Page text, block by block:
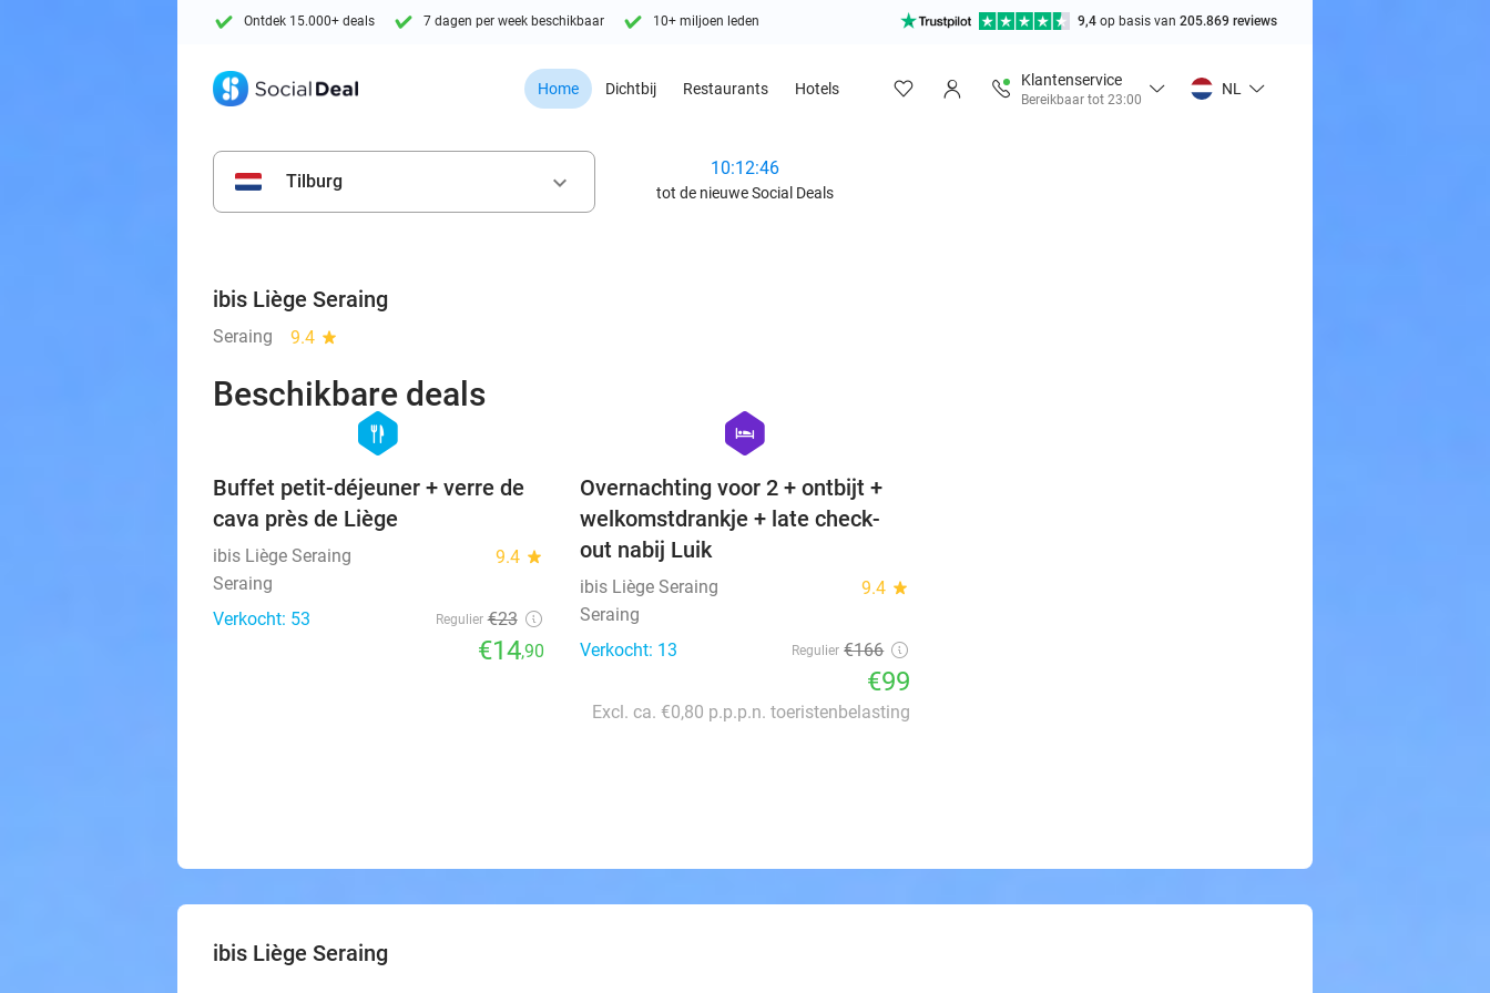
Ontdek 15.000+ deals 7 dagen per week beschikbaar 10+ miljoen leden 9,4 op basis van 205.869 reviews
Home Dichtbij Restaurants Hotels
Klantenservice
Bereikbaar tot 23:00
NL
Tilburg keyboard_arrow_down
10:12:44
tot de nieuwe Social Deals
ibis Liège Seraing
Seraing 9.4 star
Beschikbare deals
hexagon
food
Buffet petit-déjeuner + verre de
cava près de Liège
ibis Liège Seraing 9.4 star
Seraing
Verkocht: 53
Regulier €23
€14,90
hexagon
hotel
Overnachting voor 2 + ontbijt +
welkomstdrankje + late check-
out nabij Luik
ibis Liège Seraing 9.4 star
Seraing
Verkocht: 13
Regulier €166
€99
Excl. ca. €0,80 p.p.p.n. toeristenbelasting
ibis Liège Seraing